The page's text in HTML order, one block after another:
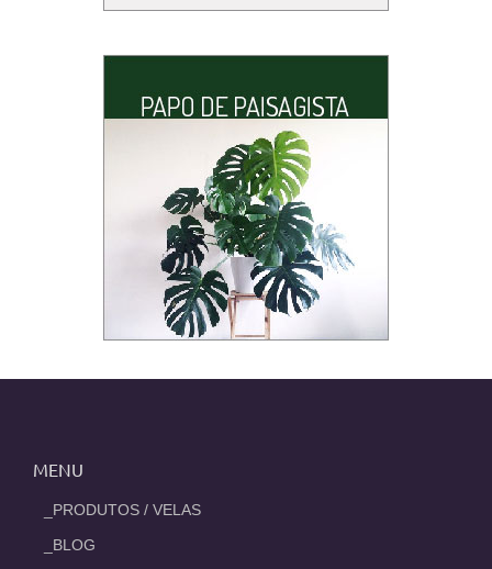
MENU
_PRODUTOS / VELAS
_BLOG